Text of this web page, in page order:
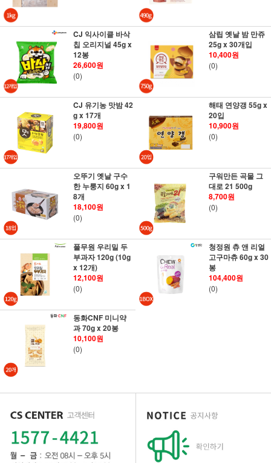
CJ 익사이클 바삭
칩 오리지널 45g x
12봉
26,600원
(0)
삼립 옛날 밤 만쥬
25g x 30개입
10,400원
(0)
CJ 유기농 맛밤 42
g x 17개
19,800원
(0)
해태 연양갱 55g x
20입
10,900원
(0)
오뚜기 옛날 구수
한 누룽지 60g x 1
8개
18,100원
(0)
구워만든 곡물 그
대로 21 500g
8,700원
(0)
풀무원 우리밀 두
부과자 120g (10g
x 12개)
12,100원
(0)
청정원 츄 앤 리얼
고구마츄 60g x 30
봉
104,400원
(0)
동화CNF 미니약
과 70g x 20봉
10,100원
(0)